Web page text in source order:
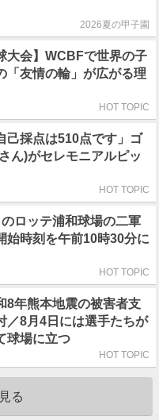
2026夏の甲子園
大会】WCBFで世界の子
「友情の輪」が広がる理
HOT TOPIC
己採点は510点です」ゴ
ん)がセレモニアルピッ
HOT TOPIC
のロッテ浦和球場の二軍
始時刻を午前10時30分に
HOT TOPIC
8年熊本地震の被害者支
／8月4日には選手たちが
球場に立つ
HOT TOPIC
る